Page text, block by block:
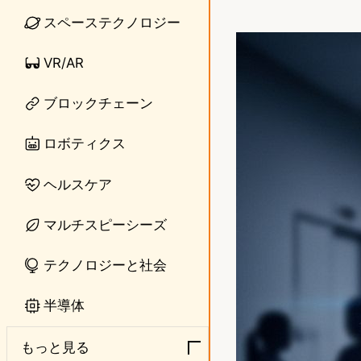
スペーステクノロジー
VR/AR
ブロックチェーン
ロボティクス
ヘルスケア
マルチスピーシーズ
テクノロジーと社会
半導体
もっと見る